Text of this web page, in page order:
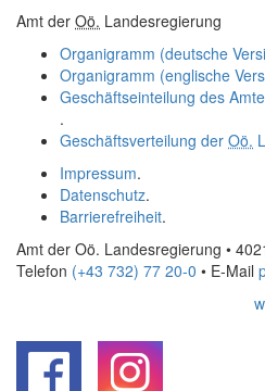
Amt der Oö. Landesregierung
Organigramm (deutsche
Organigramm (englische
Geschäftseinteilung des
.
Geschäftsverteilung der Oö.
Impressum.
Datenschutz.
Barrierefreiheit.
Amt der Oö. Landesregierung •
Telefon (+43 732) 77 20-0 • E-Mail